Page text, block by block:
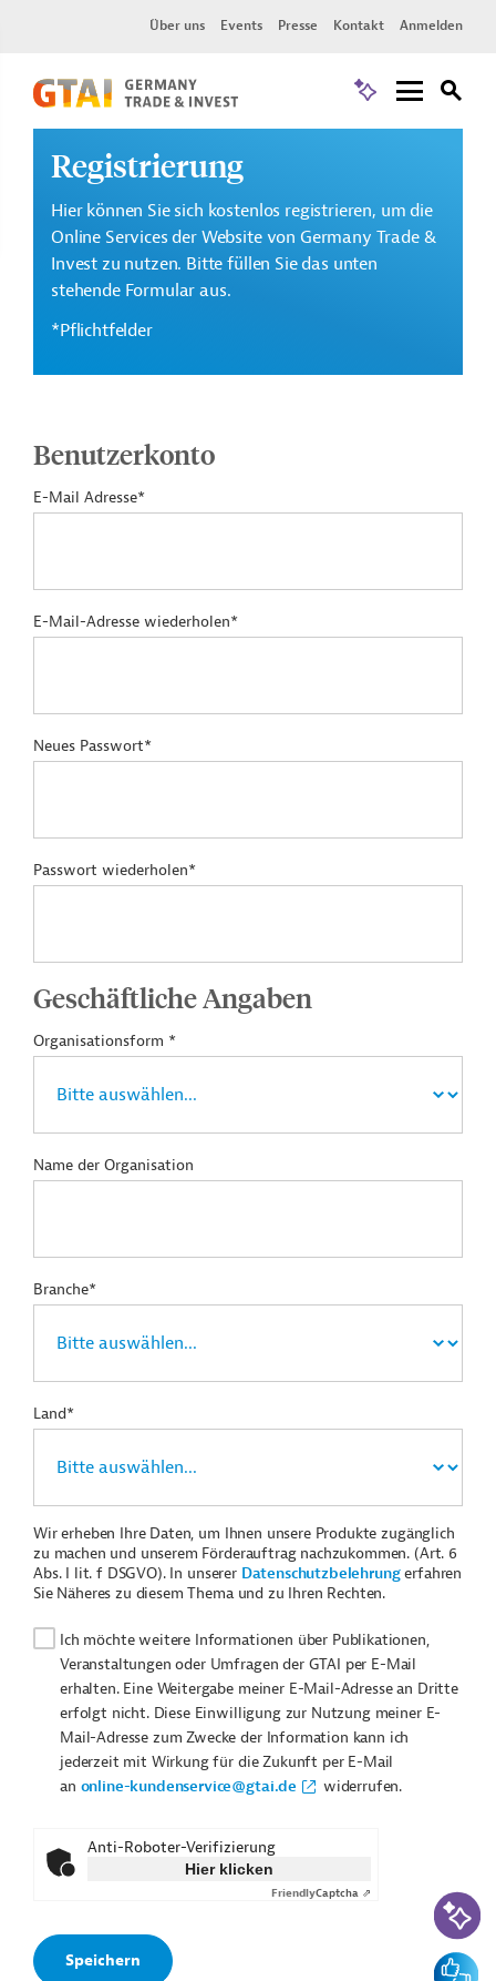
Über uns Events Presse Kontakt Anmelden
Registrierung
Hier können Sie sich kostenlos registrieren, um die
Online Services der Website von Germany Trade &
Invest zu nutzen. Bitte füllen Sie das unten
stehende Formular aus.
*Pflichtfelder
Benutzerkonto
E-Mail Adresse*
E-Mail-Adresse wiederholen*
Neues Passwort*
Passwort wiederholen*
Geschäftliche Angaben
Organisationsform *
Name der Organisation
Branche*
Land*
Wir erheben Ihre Daten, um Ihnen unsere Produkte zugänglich
zu machen und unserem Förderauftrag nachzukommen. (Art. 6
Abs. I lit. f DSGVO). In unserer Datenschutzbelehrungerfahren
Sie Näheres zu diesem Thema und zu Ihren Rechten.
Ich möchte weitere Informationen über Publikationen,
Veranstaltungen oder Umfragen der GTAI per E-Mail
erhalten. Eine Weitergabe meiner E-Mail-Adresse an Dritte
erfolgt nicht. Diese Einwilligung zur Nutzung meiner E-
Mail-Adresse zum Zwecke der Information kann ich
jederzeit mit Wirkung für die Zukunft per E-Mail
an online-kundenservice@gtai.de widerrufen.
Anti-Roboter-Verifizierung
Hier klicken
FriendlyCaptcha ⇗ KI-